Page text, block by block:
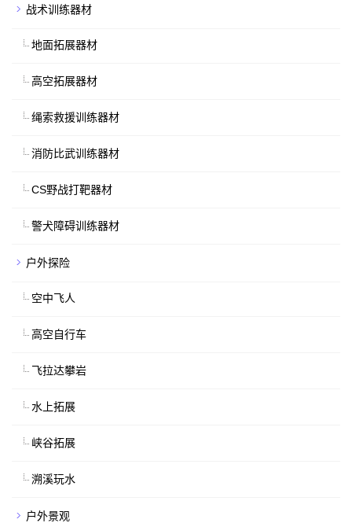
战术训练器材
地面拓展器材
高空拓展器材
绳索救援训练器材
消防比武训练器材
CS野战打靶器材
警犬障碍训练器材
户外探险
空中飞人
高空自行车
飞拉达攀岩
水上拓展
峡谷拓展
溯溪玩水
户外景观